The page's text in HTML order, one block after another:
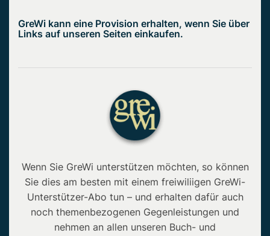
GreWi kann eine Provision erhalten, wenn Sie über
Links auf unseren Seiten einkaufen.
Wenn Sie GreWi unterstützen möchten, so können
Sie dies am besten mit einem freiwiliigen GreWi-
Unterstützer-Abo tun – und erhalten dafür auch
noch themenbezogenen Gegenleistungen und
nehmen an allen unseren Buch- und